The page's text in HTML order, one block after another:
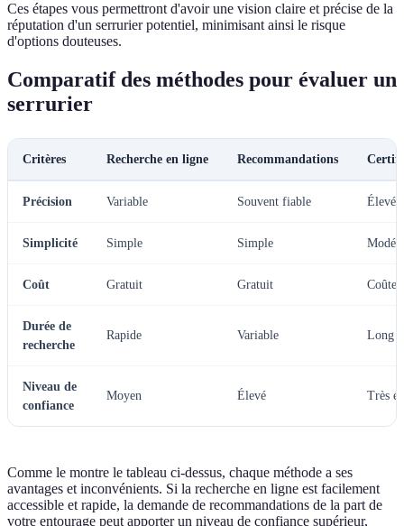
Ces étapes vous permettront d'avoir une vision claire et précise de la
réputation d'un serrurier potentiel, minimisant ainsi le risque
d'options douteuses.
Comparatif des méthodes pour évaluer un
serrurier
Critères Recherche en ligne Recommandations
Précision Variable Souvent fiable Élevée
Simplicité Simple Simple
Coût Gratuit Gratuit
Durée de
recherche
Rapide Variable Long
Niveau de
confiance
Moyen Élevé Très
Comme le montre le tableau ci-dessus, chaque méthode a ses
avantages et inconvénients. Si la recherche en ligne est facilement
accessible et rapide, la demande de recommandations de la part de
votre entourage peut apporter un niveau de confiance supérieur,